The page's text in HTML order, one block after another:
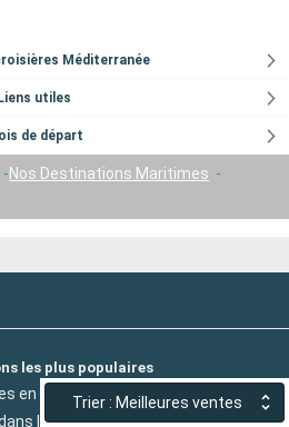
Trier : Meilleures ventes
Méditerranée
Liens utiles
de départ
Nos Destinations Maritimes
les plus populaires
en Méditerranée
les Iles Grecques